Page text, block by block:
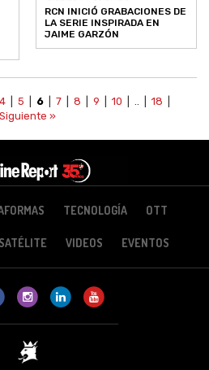
RCN INICIÓ GRABACIONES DE
LA SERIE INSPIRADA EN
JAIME GARZÓN
4| 5 6| 7| 8 9 10 18
Siguiente »
TECNOLOGÍA OTT
SATÉLITE VIDEOS EVENTOS